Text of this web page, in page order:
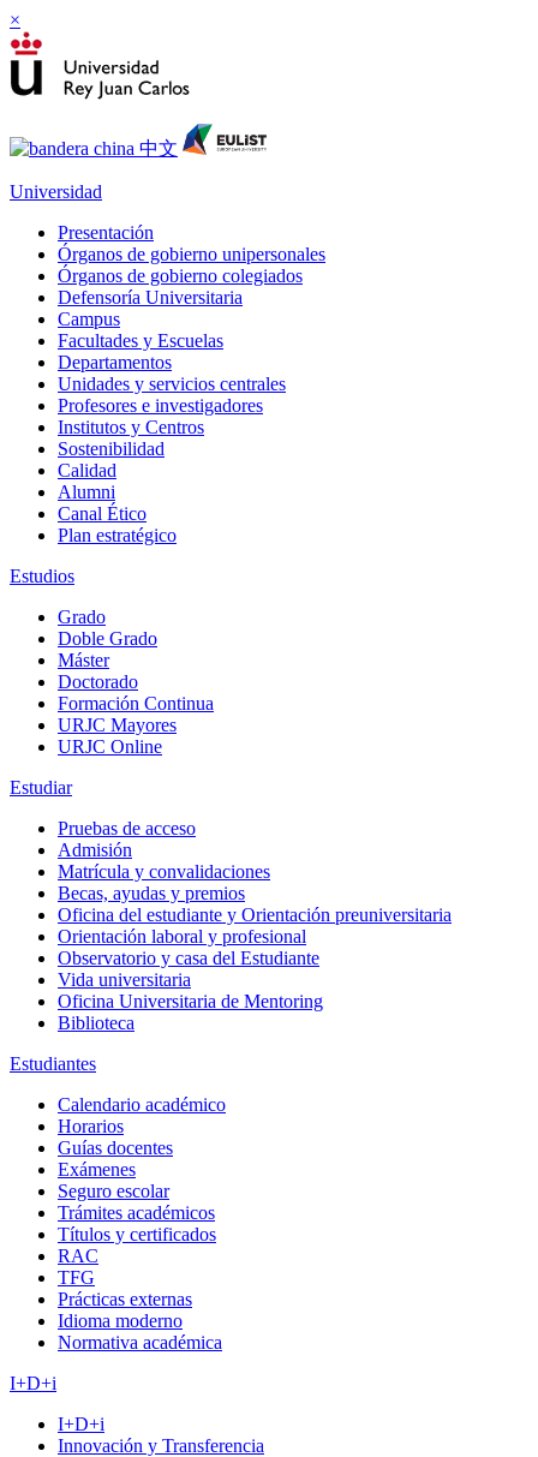
×
Universidad
Presentación
Órganos de gobierno unipersonales
Órganos de gobierno colegiados
Defensoría Universitaria
Campus
Facultades y Escuelas
Departamentos
Unidades y servicios centrales
Profesores e investigadores
Institutos y Centros
Sostenibilidad
Calidad
Alumni
Canal Ético
Plan estratégico
Estudios
Grado
Doble Grado
Máster
Doctorado
Formación Continua
URJC Mayores
URJC Online
Estudiar
Pruebas de acceso
Admisión
Matrícula y convalidaciones
Becas, ayudas y premios
Oficina del estudiante y Orientación preuniversitaria
Orientación laboral y profesional
Observatorio y casa del Estudiante
Vida universitaria
Oficina Universitaria de Mentoring
Biblioteca
Estudiantes
Calendario académico
Horarios
Guías docentes
Exámenes
Seguro escolar
Trámites académicos
Títulos y certificados
RAC
TFG
Prácticas externas
Idioma moderno
Normativa académica
I+D+i
I+D+i
Innovación y Transferencia